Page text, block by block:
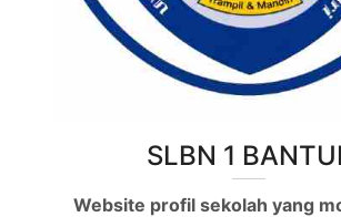
SLBN 1
Website profil sekolah yang